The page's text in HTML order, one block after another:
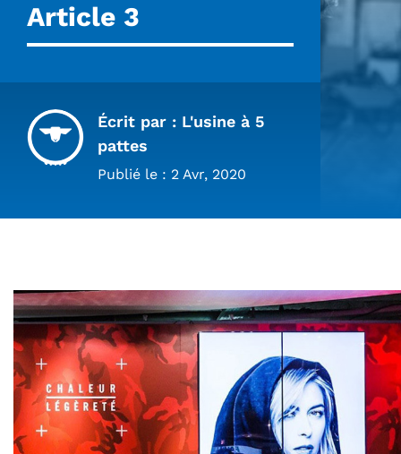
Article 3
Écrit par : L'usine à 5
pattes
Publié le : 2 Avr, 2020